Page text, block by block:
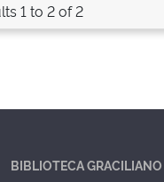
1 to 2 of 2
BIBLIOTECA